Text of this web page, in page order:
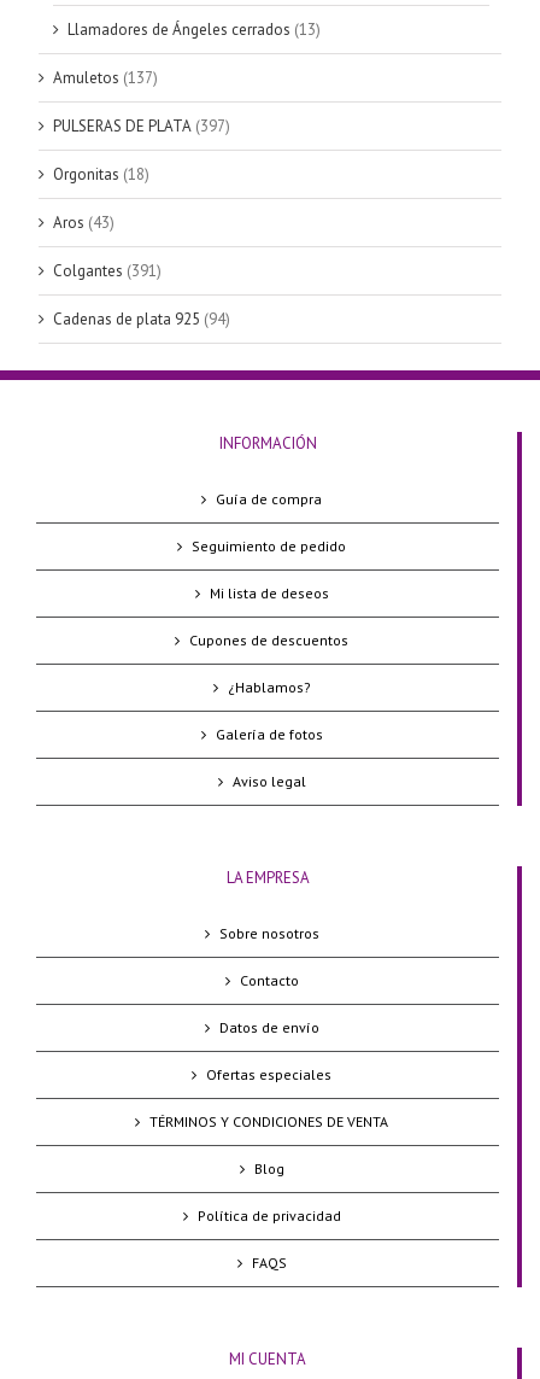
Llamadores de Ángeles cerrados (13)
Amuletos (137)
PULSERAS DE PLATA (397)
Orgonitas (18)
Aros (43)
Colgantes (391)
Cadenas de plata 925 (94)
INFORMACIÓN
Guía de compra
Seguimiento de pedido
Mi lista de deseos
Cupones de descuentos
¿Hablamos?
Galería de fotos
Aviso legal
LA EMPRESA
Sobre nosotros
Contacto
Datos de envío
Ofertas especiales
TÉRMINOS Y CONDICIONES DE VENTA
Blog
Política de privacidad
FAQS
MI CUENTA